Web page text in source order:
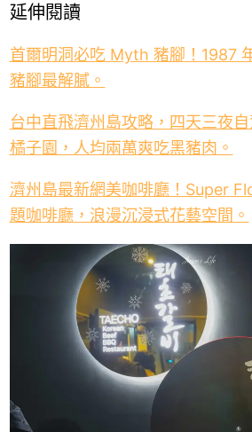
延伸閱讀
首爾明洞必吃 Myth 豬腳！1987
豬腳最解膩。
台中直飛濟州島攻略，四天三夜
橘子園，人均兩萬爽吃黑豬肉。
濟州島最新網美咖啡廳！Super
題咖啡廳，浪漫沉浸式花藝空間。